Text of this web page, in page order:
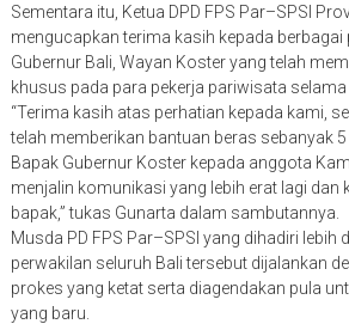
Sementara itu, Ketua DPD FPS Par–SPSI
mengucapkan terima kasih kepada berbagai
Gubernur Bali, Wayan Koster yang telah
khusus pada para pekerja pariwisata selama
“Terima kasih atas perhatian kepada kami,
telah memberikan bantuan beras sebanyak
Bapak Gubernur Koster kepada anggota
menjalin komunikasi yang lebih erat lagi
bapak,” tukas Gunarta dalam sambutannya.
Musda PD FPS Par–SPSI yang dihadiri lebih
perwakilan seluruh Bali tersebut dijalankan
prokes yang ketat serta diagendakan pula
yang baru.